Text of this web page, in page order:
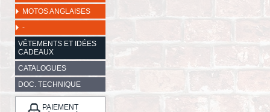
MOTOS ANGLAISES
-
VÊTEMENTS ET IDÉES
CADEAUX
CATALOGUES
DOC. TECHNIQUE
PAIEMENT